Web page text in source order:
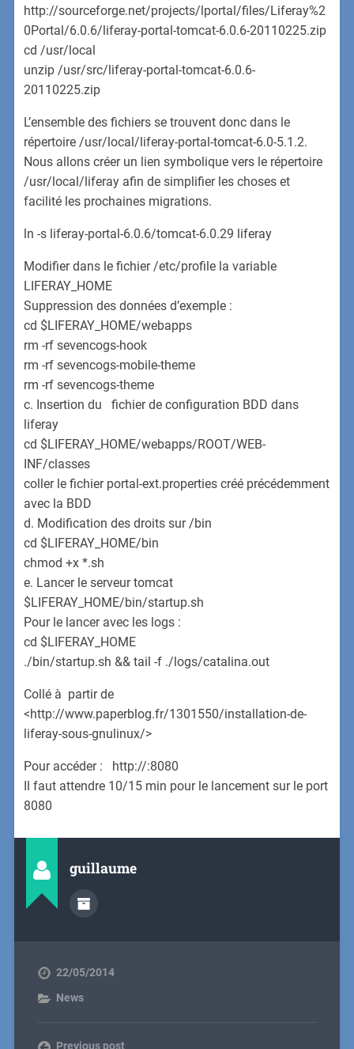
http://sourceforge.net/projects/lportal/files/Liferay%2
0Portal/6.0.6/liferay-portal-tomcat-6.0.6-20110225.zip
cd /usr/local
unzip /usr/src/liferay-portal-tomcat-6.0.6-
20110225.zip
L’ensemble des fichiers se trouvent donc dans le
répertoire /usr/local/liferay-portal-tomcat-6.0-5.1.2.
Nous allons créer un lien symbolique vers le répertoire
/usr/local/liferay afin de simplifier les choses et
facilité les prochaines migrations.
ln -s liferay-portal-6.0.6/tomcat-6.0.29 liferay
Modifier dans le fichier /etc/profile la variable
LIFERAY_HOME
Suppression des données d’exemple :
cd $LIFERAY_HOME/webapps
rm -rf sevencogs-hook
rm -rf sevencogs-mobile-theme
rm -rf sevencogs-theme
c. Insertion du fichier de configuration BDD dans
liferay
cd $LIFERAY_HOME/webapps/ROOT/WEB-
INF/classes
coller le fichier portal-ext.properties créé précédemment
avec la BDD
d. Modification des droits sur /bin
cd $LIFERAY_HOME/bin
chmod +x *.sh
e. Lancer le serveur tomcat
$LIFERAY_HOME/bin/startup.sh
Pour le lancer avec les logs :
cd $LIFERAY_HOME
./bin/startup.sh && tail -f ./logs/catalina.out
Collé à partir de
<http://www.paperblog.fr/1301550/installation-de-
liferay-sous-gnulinux/>
Pour accéder : http://:8080
Il faut attendre 10/15 min pour le lancement sur le port
8080
guillaume
22/05/2014
News
Previous post